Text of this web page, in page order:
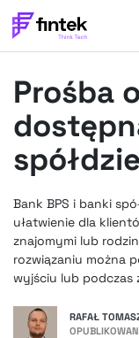
BANKOWOŚĆ
EVENTY
FELIETONY
WYWIADY
PODCASTY
FINTEKEXTRA
OKIEM EKSPERTA
Prośba
Bank BPS i banki
ułatwienie dla
znajomymi lub
rozwiązaniu można
wyjściu lub podczas
RAFAŁ